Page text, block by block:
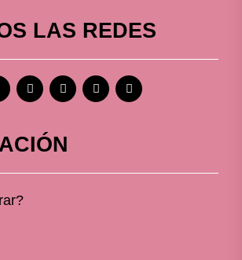
LAS REDES